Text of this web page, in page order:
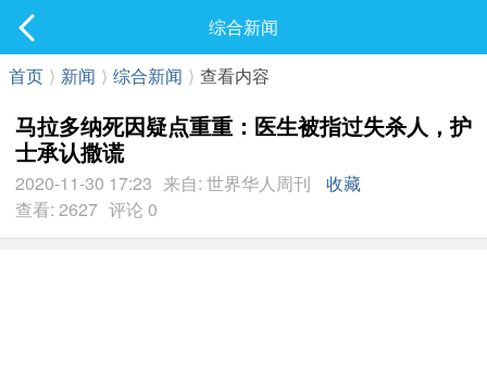
最新发表
综合新闻
首页 ⟩ 新闻 ⟩ 综合新闻 ⟩ 查看内容
马拉多纳死因疑点重重：医生被指过失杀人，护
士承认撒谎
2020-11-30 17:23 来自: 世界华人周刊
收藏
查看: 2627 评论 0